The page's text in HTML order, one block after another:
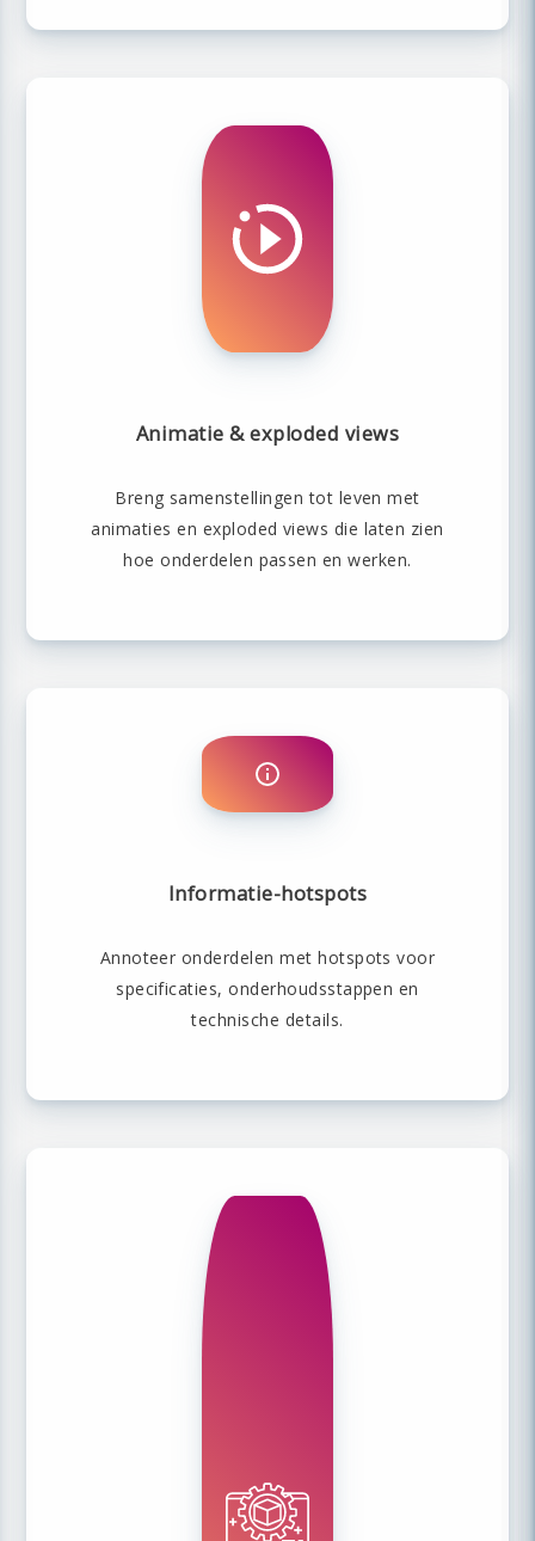
Animatie & exploded views
Breng samenstellingen tot leven met
animaties en exploded views die laten zien
hoe onderdelen passen en werken.
Informatie-hotspots
Annoteer onderdelen met hotspots voor
specificaties, onderhoudsstappen en
technische details.